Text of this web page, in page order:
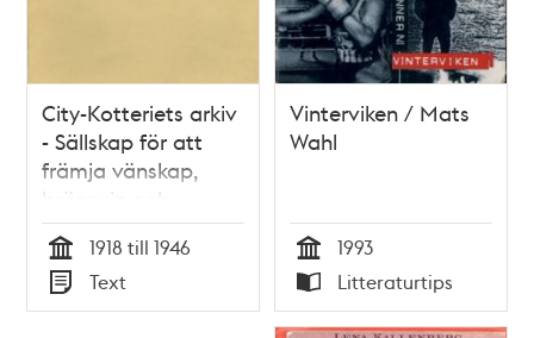
City-Kotteriets arkiv
- Sällskap för att
främja vänskap,
brännvin och
kärleken till det
gamla Stockholm
Tid
1918 till 1946
Typ
Text
Vinterviken / Mats
Wahl
Tid
1993
Typ
Litteraturtips